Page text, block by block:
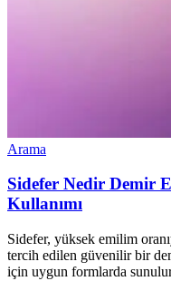
Arama
Sidefer Nedir Demir
Kullanımı
Sidefer, yüksek emilim
tercih edilen güvenilir bir
için uygun formlarda